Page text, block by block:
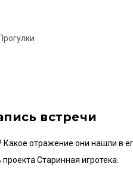
Прогулки
встречи
отражение они нашли в
Старинная игротека.